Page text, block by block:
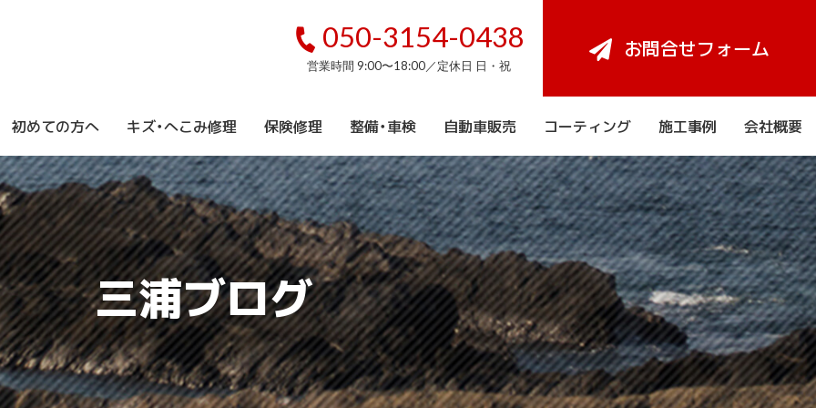
050-3154-0438
営業時間 9:00〜18:00／定休日 日・祝
お問合せフォーム
初めての方へ キズ・へこみ修理 保険修理 整備・車検 自動車販売 コーティング 施工事例 会社概要
三浦ブログ